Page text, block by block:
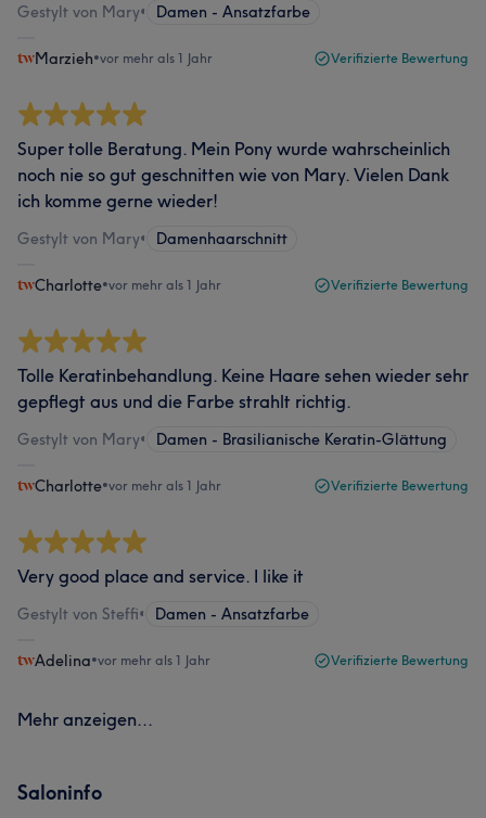
Gestylt von Mary• Damen - Ansatzfarbe
Marzieh•vor mehr als 1 Jahr Verifizierte Bewertung
Super tolle Beratung. Mein Pony wurde wahrscheinlich
noch nie so gut geschnitten wie von Mary. Vielen Dank
ich komme gerne wieder!
Gestylt von Mary• Damenhaarschnitt
Charlotte•vor mehr als 1 Jahr Verifizierte Bewertung
Tolle Keratinbehandlung. Keine Haare sehen wieder sehr
gepflegt aus und die Farbe strahlt richtig.
Gestylt von Mary• Damen - Brasilianische Keratin-Glättung
Charlotte•vor mehr als 1 Jahr Verifizierte Bewertung
Very good place and service. I like it
Gestylt von Steffi• Damen - Ansatzfarbe
Adelina•vor mehr als 1 Jahr Verifizierte Bewertung
Mehr anzeigen...
Saloninfo